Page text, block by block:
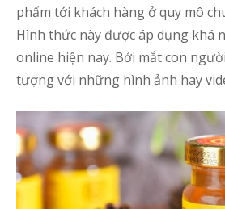
phẩm tới khách hàng ở quy mô
Hình thức này được áp dụng khá
online hiện nay. Bởi mắt con
tượng với những hình ảnh hay